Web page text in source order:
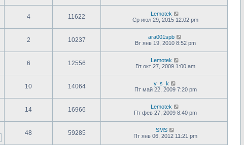
4 11622
Lemotek
Ср июл 29, 2015 12:02 pm
2 10237
ara001spb
Вт янв 19, 2010 8:52 pm
6 12556
Lemotek
Вт окт 27, 2009 1:00 am
10 14064
y_s_k
Пт май 22, 2009 7:20 pm
14 16966
Lemotek
Пт фев 27, 2009 8:40 pm
48 59285
SMS
Пт янв 06, 2012 11:21 pm